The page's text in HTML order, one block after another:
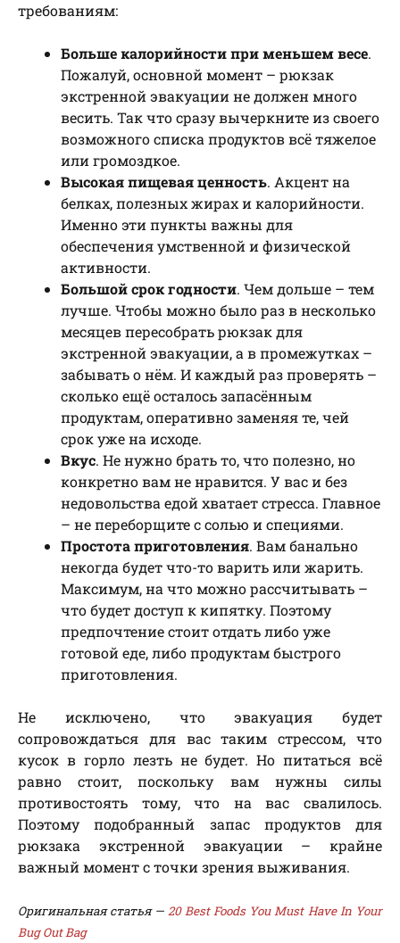
требованиям:
Больше калорийности при меньшем весе.
Пожалуй, основной момент – рюкзак
экстренной эвакуации не должен много
весить. Так что сразу вычеркните из своего
возможного списка продуктов всё тяжелое
или громоздкое.
Высокая пищевая ценность. Акцент на
белках, полезных жирах и калорийности.
Именно эти пункты важны для
обеспечения умственной и физической
активности.
Большой срок годности. Чем дольше – тем
лучше. Чтобы можно было раз в несколько
месяцев пересобрать рюкзак для
экстренной эвакуации, а в промежутках –
забывать о нём. И каждый раз проверять –
сколько ещё осталось запасённым
продуктам, оперативно заменяя те, чей
срок уже на исходе.
Вкус. Не нужно брать то, что полезно, но
конкретно вам не нравится. У вас и без
недовольства едой хватает стресса. Главное
– не переборщите с солью и специями.
Простота приготовления. Вам банально
некогда будет что-то варить или жарить.
Максимум, на что можно рассчитывать –
что будет доступ к кипятку. Поэтому
предпочтение стоит отдать либо уже
готовой еде, либо продуктам быстрого
приготовления.
Не исключено, что эвакуация будет
сопровождаться для вас таким стрессом, что
кусок в горло лезть не будет. Но питаться всё
равно стоит, поскольку вам нужны силы
противостоять тому, что на вас свалилось.
Поэтому подобранный запас продуктов для
рюкзака экстренной эвакуации – крайне
важный момент с точки зрения выживания.
Оригинальная статья — 20 Best Foods You Must Have In Your
Bug Out Bag